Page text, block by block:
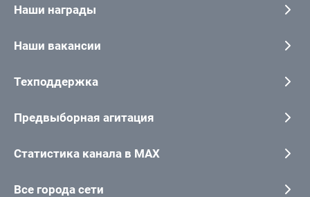
Наши награды
Наши вакансии
Техподдержка
Предвыборная агитация
Статистика канала в MAX
Все города сети